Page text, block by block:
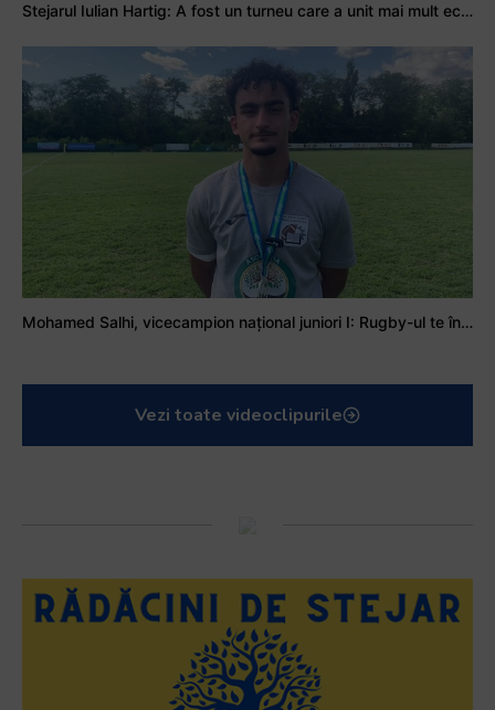
Stejarul Iulian Hartig: A fost un turneu care a unit mai mult echipa
Mohamed Salhi, vicecampion național juniori I: Rugby-ul te învață să accepți și înfrângerile
Vezi toate videoclipurile